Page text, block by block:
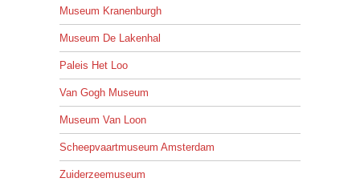
Museum Kranenburgh
Museum De Lakenhal
Paleis Het Loo
Van Gogh Museum
Museum Van Loon
Scheepvaartmuseum Amsterdam
Zuiderzeemuseum